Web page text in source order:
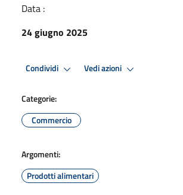
Data :
24 giugno 2025
Condividi Vedi azioni
Categorie:
Commercio
Argomenti:
Prodotti alimentari